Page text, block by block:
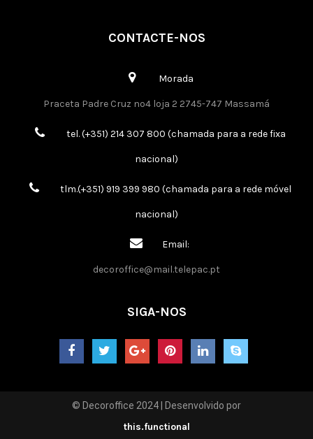
CONTACTE-NOS
Morada
Praceta Padre Cruz nº4 loja 2 2745-747 Massamá
tel. (+351) 214 307 800 (chamada para a rede fixa
nacional)
tlm.(+351) 919 399 980 (chamada para a rede móvel
nacional)
Email:
decoroffice@mail.telepac.pt
SIGA-NOS
© Decoroffice 2024 | Desenvolvido por
this.functional